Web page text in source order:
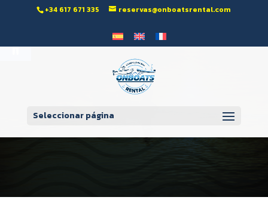
Abrir barra de herramientas
‭+34 617 671 335‬ reservas@onboatsrental.com
Seleccionar página